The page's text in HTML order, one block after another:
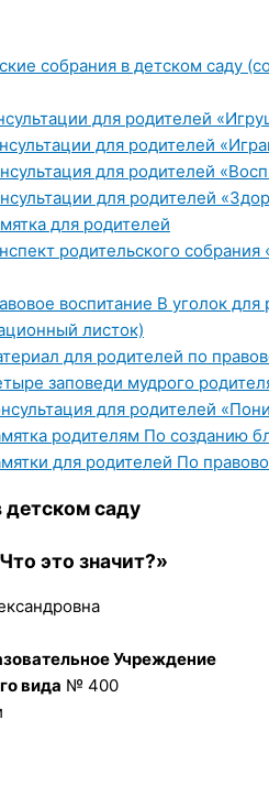
собрания в детском саду
для родителей
для родителей
для родителей
для родителей
для родителей
родительского собрания
воспитание В уголок
листок)
для родителей по
заповеди мудрого
для родителей
родителям По созданию
для родителей По
детском саду
это значит?»
Учреждение
вида № 400